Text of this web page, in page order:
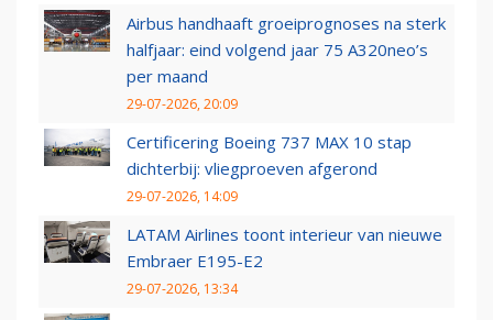
Airbus handhaaft groeiprognoses na sterk
halfjaar: eind volgend jaar 75 A320neo’s
per maand
29-07-2026, 20:09
Certificering Boeing 737 MAX 10 stap
dichterbij: vliegproeven afgerond
29-07-2026, 14:09
LATAM Airlines toont interieur van nieuwe
Embraer E195-E2
29-07-2026, 13:34